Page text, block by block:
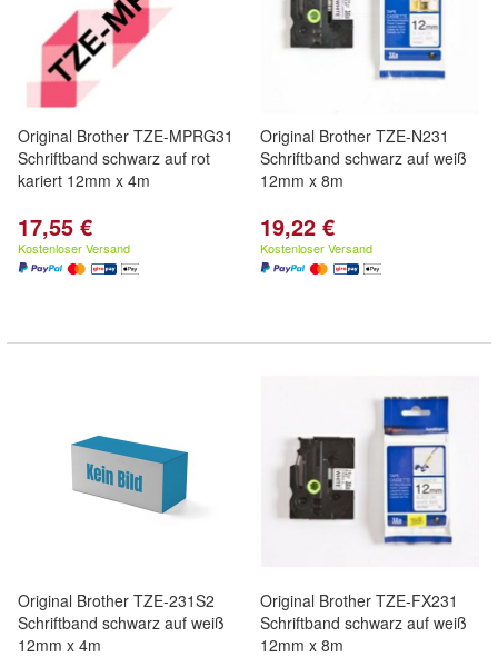
Original Brother TZE-MPRG31
Schriftband schwarz auf rot
kariert 12mm x 4m
17,55 €
Kostenloser Versand
Original Brother TZE-N231
Schriftband schwarz auf weiß
12mm x 8m
19,22 €
Kostenloser Versand
Original Brother TZE-231S2
Schriftband schwarz auf weiß
12mm x 4m
Original Brother TZE-FX231
Schriftband schwarz auf weiß
12mm x 8m